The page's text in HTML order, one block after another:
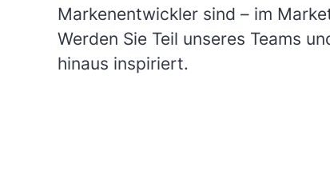
Markenentwickler sind – im
Werden Sie Teil unseres Teams
hinaus inspiriert.